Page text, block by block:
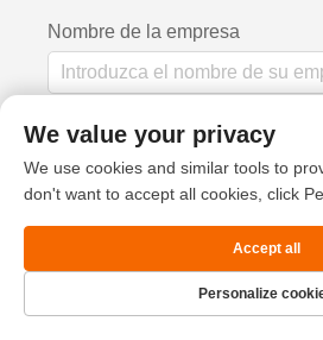
Nombre de la empresa
Mensaje
Página de
Producto
We value your privacy
We use cookies and similar tools to
don't want to accept all cookies, click
Personalize
Accept all